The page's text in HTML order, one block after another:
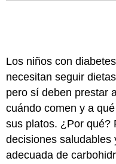
Los niños con
necesitan seguir
pero sí deben prestar
cuándo comen y a
sus platos. ¿Por qué?
decisiones saludables
adecuada de